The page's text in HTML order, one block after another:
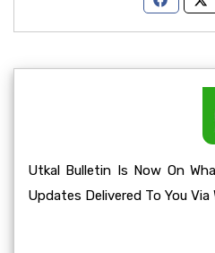
Utkal Bulletin Is Now On
Updates Delivered To You Via